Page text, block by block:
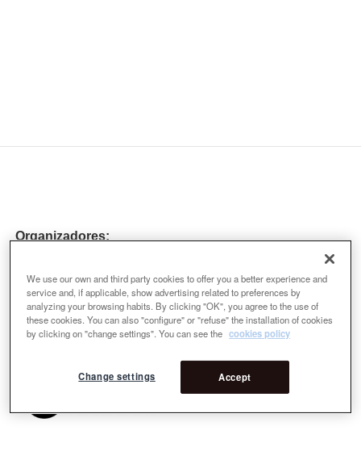
Organizadores:
We use our own and third party cookies to offer you a better experience and
service and, if applicable, show advertising related to preferences by
analyzing your browsing habits. By clicking "OK", you agree to the use of
these cookies. You can also "configure" or "refuse" the installation of cookies
by clicking on "change settings". You can see the cookies policy
Accept
Change settings